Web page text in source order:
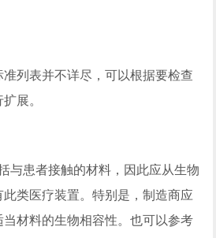
列表并不详尽，可以根据要检查
展。
患者接触的材料，因此应从生物
类医疗装置。特别是，制造商应
材料的生物相容性。也可以参考